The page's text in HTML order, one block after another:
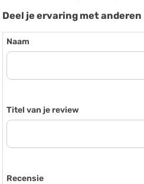
Deel je ervaring met anderen
Naam
Titel van je review
Recensie